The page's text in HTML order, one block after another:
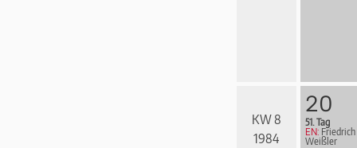
KW 8
1984
20
51. Tag
EN: Friedrich
Weißler